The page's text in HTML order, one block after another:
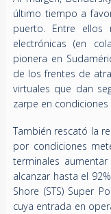
último tiempo a
puerto. Entre ellos
electrónicas (en
pionera en
de los frentes de
virtuales que dan
zarpe en
También rescató la
por condiciones
terminales
alcanzar hasta el
Shore (STS) Super
cuya entrada en